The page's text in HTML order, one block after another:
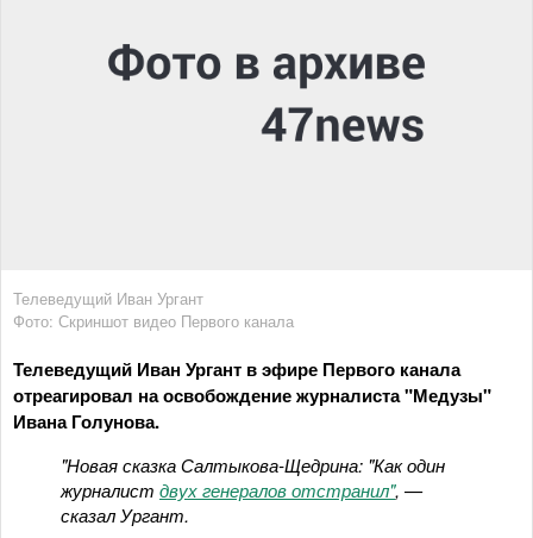
Телеведущий Иван Ургант
Фото: Скриншот видео Первого канала
Телеведущий Иван Ургант в эфире Первого канала
отреагировал на освобождение журналиста "Медузы"
Ивана Голунова.
"Новая сказка Салтыкова-Щедрина: "Как один
журналист двух генералов отстранил", —
сказал Ургант.